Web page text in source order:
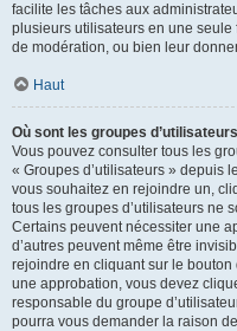
facilite les tâches aux
plusieurs utilisateurs en une
de modération, ou bien leur
Haut
Où sont les groupes
Vous pouvez consulter tous les
« Groupes d’utilisateurs » depuis
vous souhaitez en rejoindre un,
tous les groupes d’utilisateurs ne
Certains peuvent nécessiter une
d’autres peuvent même être
rejoindre en cliquant sur le
une approbation, vous devez
responsable du groupe
pourra vous demander la raison